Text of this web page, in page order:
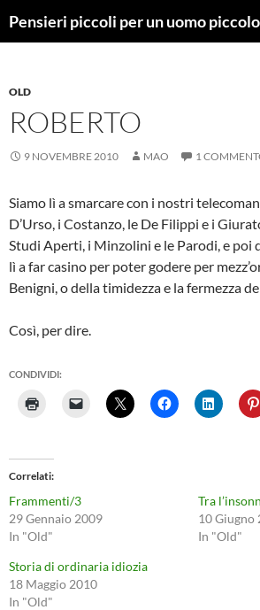
Pensieri piccoli per un uomo piccolo
OLD
ROBERTO
9 NOVEMBRE 2010 MAO 1
Siamo lì a smarcare con i nostri
D’Urso, i Costanzo, le De Filippi e i
Studi Aperti, i Minzolini e le Parodi, e poi
lì a far casino per poter godere per
Benigni, o della timidezza e la fermezza
Così, per dire.
CONDIVIDI:
Correlati
Frammenti/3
29 Gennaio 2009
In "Old"
Tra
10 Giugno
In "Old"
Storia di ordinaria idiozia
18 Maggio 2010
In "Old"